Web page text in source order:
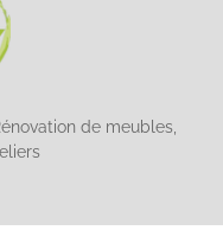
de meubles,